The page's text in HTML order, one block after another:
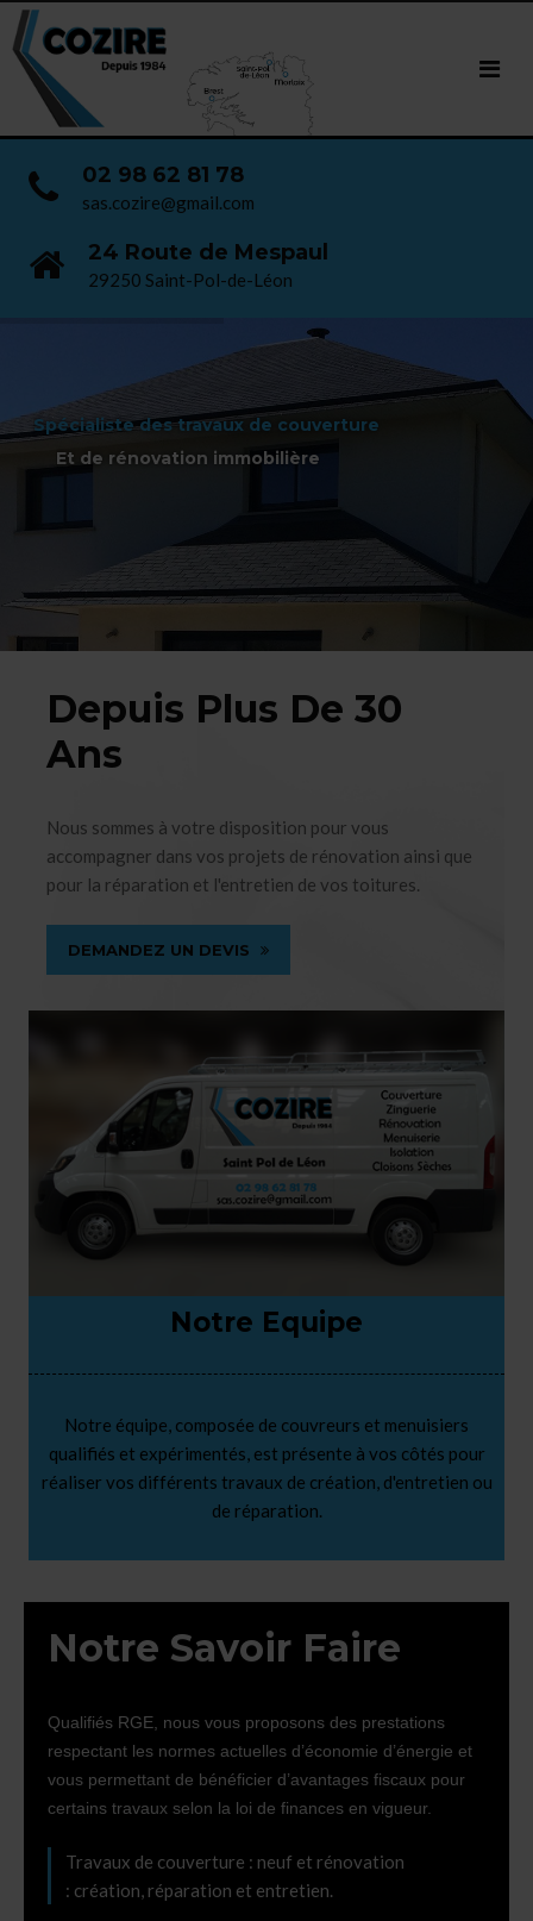
02 98 62 81 78
sas.cozire@gmail.com
24 Route de Mespaul
29250 Saint-Pol-de-Léon
Spécialiste des travaux de couverture
Et de rénovation immobilière
Depuis Plus De 30
Ans
Nous sommes à votre disposition pour vous
accompagner dans vos projets de rénovation ainsi que
pour la réparation et l'entretien de vos toitures.
DEMANDEZ UN DEVIS
Notre Equipe
Notre équipe, composée de couvreurs et menuisiers
qualifiés et expérimentés, est présente à vos côtés pour
réaliser vos différents travaux de création, d'entretien ou
de réparation.
Notre Savoir Faire
Qualifiés RGE, nous vous proposons des prestations
respectant les normes actuelles d’économie d’énergie et
vous permettant de bénéficier d’avantages fiscaux pour
certains travaux selon la loi de finances en vigueur.
Travaux de couverture : neuf et rénovation
: création, réparation et entretien.